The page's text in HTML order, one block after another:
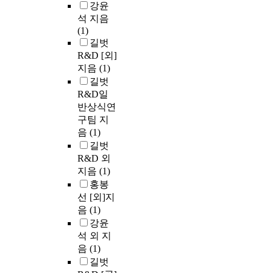
강윤
석 지음
(1)
길벗
R&D [외]
지음 (1)
길벗
R&D일
반상식연
구팀 지
음 (1)
길벗
R&D 외
지음 (1)
홍봉
선 [외]지
음 (1)
강윤
석 외 지
음 (1)
길벗